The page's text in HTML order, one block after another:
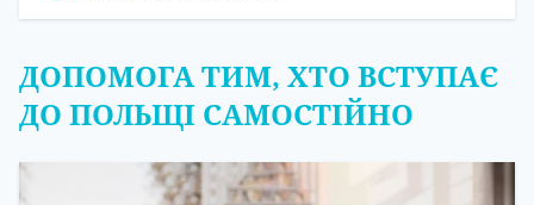
ДОПОМОГА ТИМ, ХТО ВСТУПАЄ
ДО ПОЛЬЩІ САМОСТІЙНО